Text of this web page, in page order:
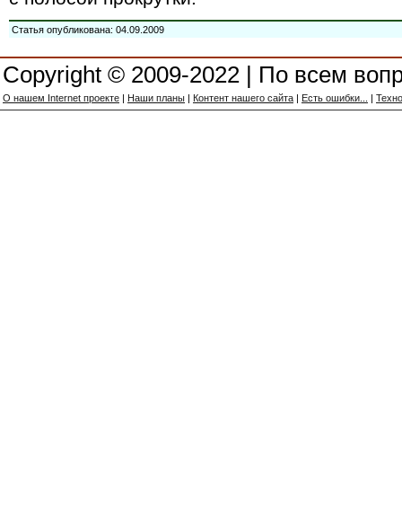
Статья опубликована: 04.09.2009
Copyright © 2009-2022 | По всем
О нашем Internet проекте | Наши планы | Контент нашего сайта | Есть ошибки... |